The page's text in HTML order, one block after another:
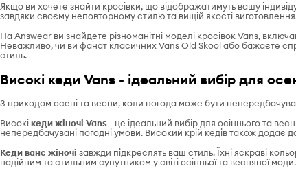
Якщо ви хочете знайти кросівки, що відображатимуть вашу
завдяки своєму неповторному стилю та вищій якості
На Answear ви знайдете різноманітні моделі кросівок Vans,
Неважливо, чи ви фанат класичних Vans Old Skool або бажаєте
стиль.
Високі кеди Vans - ідеальний вибір для
З приходом осені та весни, коли погода може бути
Високікеди жіночі Vans - це ідеальний вибір для осіннього та
непередбачувані погодні умови. Високий крій кедів також додає
Кеди ванс жіночі завжди підкреслять ваш стиль. Їхні яскраві
надійним та стильним супутником у світі осінньої та весняної моди.